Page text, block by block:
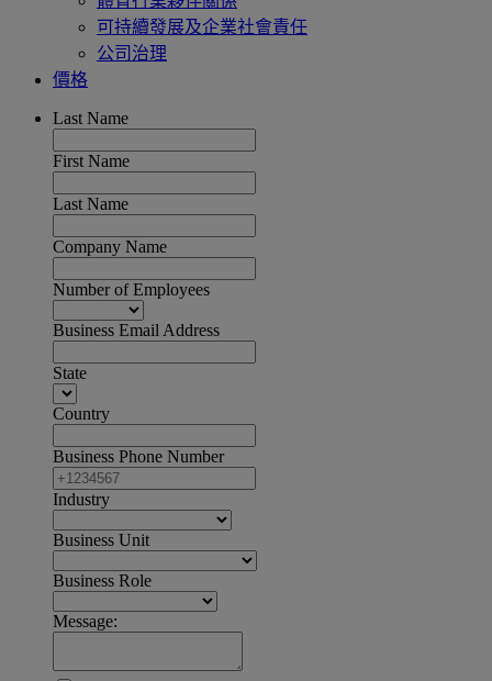
可持續發展及企業社會責任
公司治理
價格
Last Name
First Name
Last Name
Company Name
Number of Employees
Business Email Address
State
Country
Business Phone Number
Industry
Business Unit
Business Role
Message: